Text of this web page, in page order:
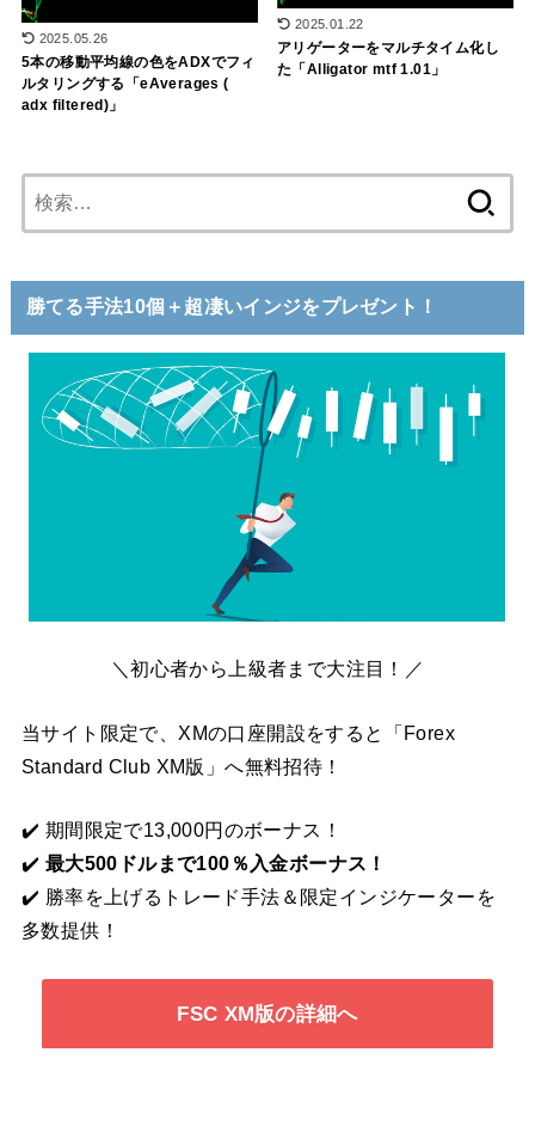
2025.05.26
5本の移動平均線の色をADXでフィ
ルタリングする「eAverages (
adx filtered)」
2025.01.22
アリゲーターをマルチタイム化し
た「Alligator mtf 1.01」
索:
勝てる手法10個＋超凄いインジをプレゼント！
＼初心者から上級者まで大注目！／
当サイト限定で、XMの口座開設をすると「Forex
Standard Club XM版」へ無料招待！
✔️ 期間限定で13,000円のボーナス！
✔️ 最大500ドルまで100％入金ボーナス！
✔️ 勝率を上げるトレード手法＆限定インジケーターを
多数提供！
FSC XM版の詳細へ